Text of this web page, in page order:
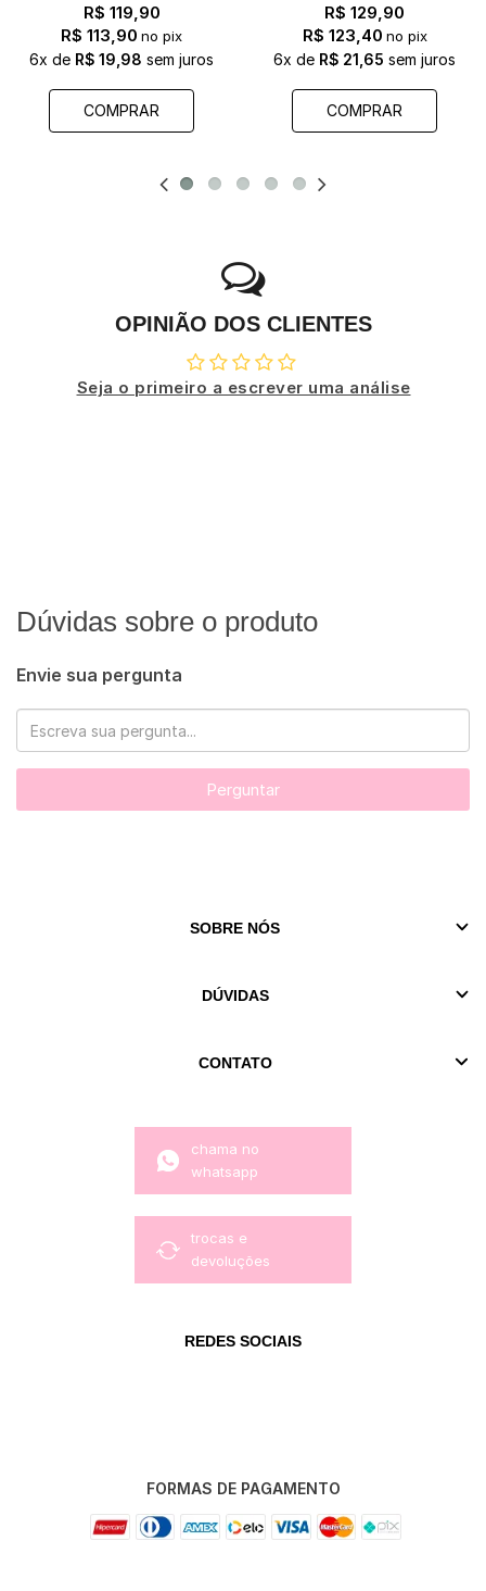
R$ 119,90
R$ 113,90 no pix
6x de R$ 19,98 sem juros
COMPRAR
R$ 129,90
R$ 123,40 no pix
6x de R$ 21,65 sem juros
COMPRAR
OPINIÃO DOS CLIENTES
Seja o primeiro a escrever uma análise
Dúvidas sobre o produto
Envie sua pergunta
Perguntar
SOBRE NÓS
DÚVIDAS
CONTATO
chama no
whatsapp
trocas e
devoluções
REDES SOCIAIS
FORMAS DE PAGAMENTO